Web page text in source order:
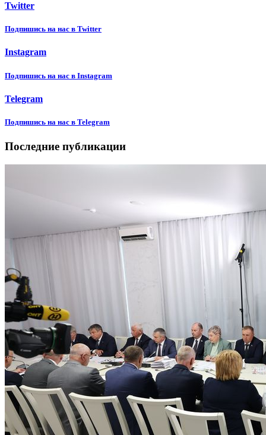
Twitter
Подпишиcь на нас в Twitter
Instagram
Подпишиcь на нас в Instagram
Telegram
Подпишиcь на нас в Telegram
Последние публикации